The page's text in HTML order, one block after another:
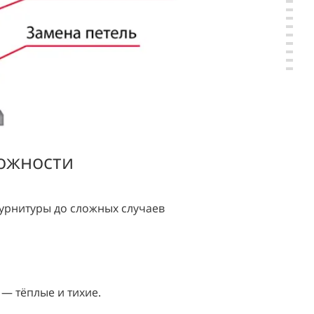
до сложных случаев
тёплые и тихие.